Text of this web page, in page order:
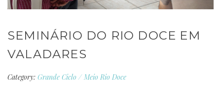
SEMINÁRIO DO RIO DOCE EM
VALADARES
Category: Grande Ciclo / Meio Rio Doce